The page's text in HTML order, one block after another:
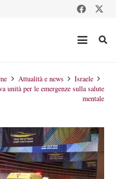
Attualità e news
Israele
unità per le emergenze sulla salute
mentale